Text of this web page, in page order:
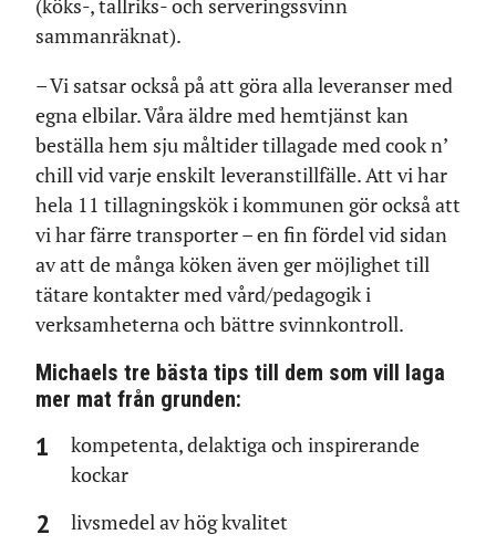
(köks-, tallriks- och serveringssvinn
sammanräknat).
– Vi satsar också på att göra alla leveranser med
egna elbilar. Våra äldre med hemtjänst kan
beställa hem sju måltider tillagade med cook n’
chill vid varje enskilt leveranstillfälle. Att vi har
hela 11 tillagningskök i kommunen gör också att
vi har färre transporter – en fin fördel vid sidan
av att de många köken även ger möjlighet till
tätare kontakter med vård/pedagogik i
verksamheterna och bättre svinnkontroll.
Michaels tre bästa tips till dem som vill laga
mer mat från grunden:
kompetenta, delaktiga och inspirerande
kockar
livsmedel av hög kvalitet